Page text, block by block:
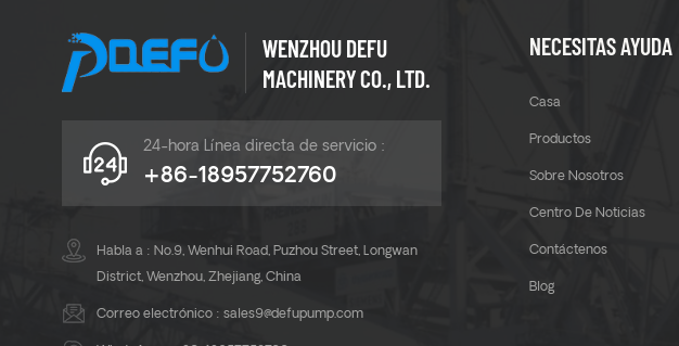
WENZHOU DEFU
MACHINERY CO., LTD.
24-hora Línea directa de servicio :
+86-18957752760
Habla a : No.9, Wenhui Road, Puzhou Street, Longwan
District, Wenzhou, Zhejiang, China
Correo electrónico : sales9@defupump.com
NECESITAS AYUDA
Casa
Productos
Sobre Nosotros
Centro De Noticias
Contáctenos
Blog